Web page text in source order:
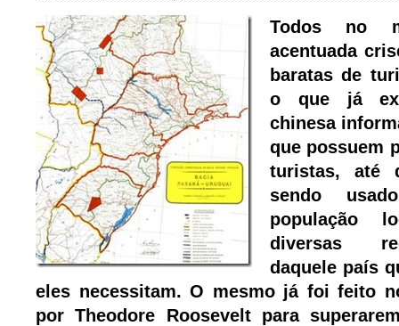
Todos no
acentuada
baratas de
o que já
chinesa
que possuem
turistas, até
sendo
população
diversas
daquele país
eles necessitam. O mesmo já foi feito
por Theodore Roosevelt para